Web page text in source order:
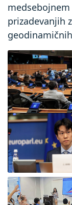
prizadevanjih